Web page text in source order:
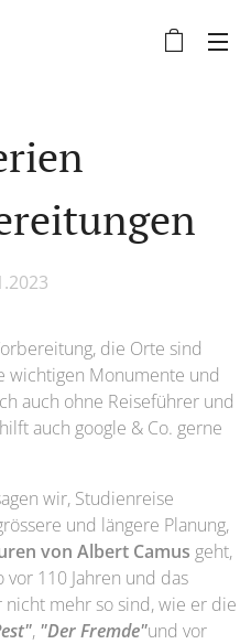
die Orte sind
wichtigen Monumente und
auch ohne Reiseführer und
auch google & Co. gerne
wir, Studienreise
und längere Planung,
von Albert Camus geht,
110 Jahren und das
mehr so sind, wie er die
, "Der Fremde"und vor